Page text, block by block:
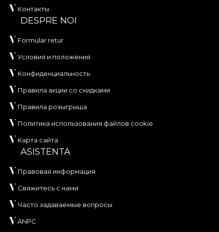
Контакты
DESPRE NOI
Formular retur
Условия и положения
Конфиденциальность
Правила акции со скидками
Правила розыгрыша
Политика использования файлов cookie
Карта сайта
ASISTENTA
Правовая информация
Свяжитесь с нами
Часто задаваемые вопросы
ANPC